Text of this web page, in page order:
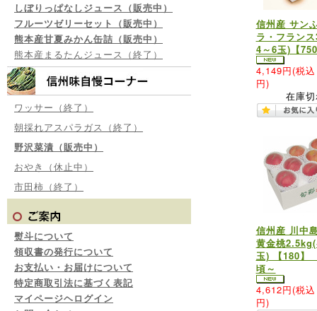
しぼりっぱなしジュース（販売中）
フルーツゼリーセット（販売中）
熊本産甘夏みかん缶詰（販売中）
熊本産まるたんジュース（終了）
ワッサー（終了）
朝採れアスパラガス（終了）
野沢菜漬（販売中）
おやき（休止中）
市田柿（終了）
熨斗について
領収書の発行について
お支払い・お届けについて
特定商取引法に基づく表記
マイページヘログイン
信州産 サン
ラ・フラン
4～6玉)【
4,149円(税
円)
在庫
信州産 川中
黄金桃
玉) 【180】
頃～
4,612円(税
円)